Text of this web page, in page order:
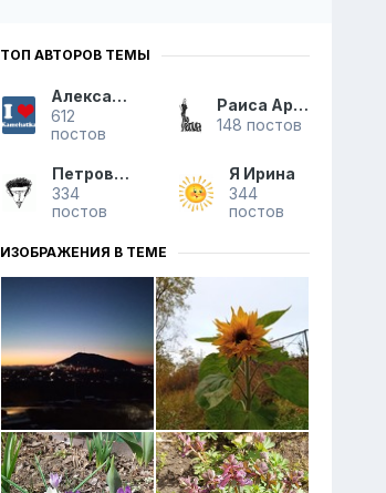
ТОП АВТОРОВ ТЕМЫ
Александр
612
постов
Раиса Аркадьевна
148 постов
Петрович
334
постов
Я Ирина
344
постов
ИЗОБРАЖЕНИЯ В ТЕМЕ